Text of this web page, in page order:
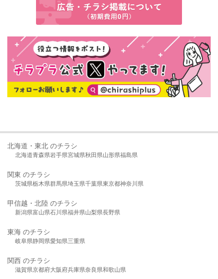
北海道・東北 のチラシ
北海道青森県岩手県宮城県秋田県山形県福島県
関東 のチラシ
茨城県栃木県群馬県埼玉県千葉県東京都神奈川県
甲信越・北陸 のチラシ
新潟県富山県石川県福井県山梨県長野県
東海 のチラシ
岐阜県静岡県愛知県三重県
関西 のチラシ
滋賀県京都府大阪府兵庫県奈良県和歌山県